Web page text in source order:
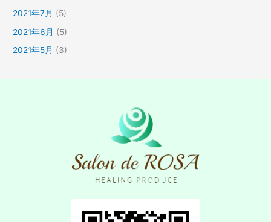
2021年7月 (5)
2021年6月 (5)
2021年5月 (3)